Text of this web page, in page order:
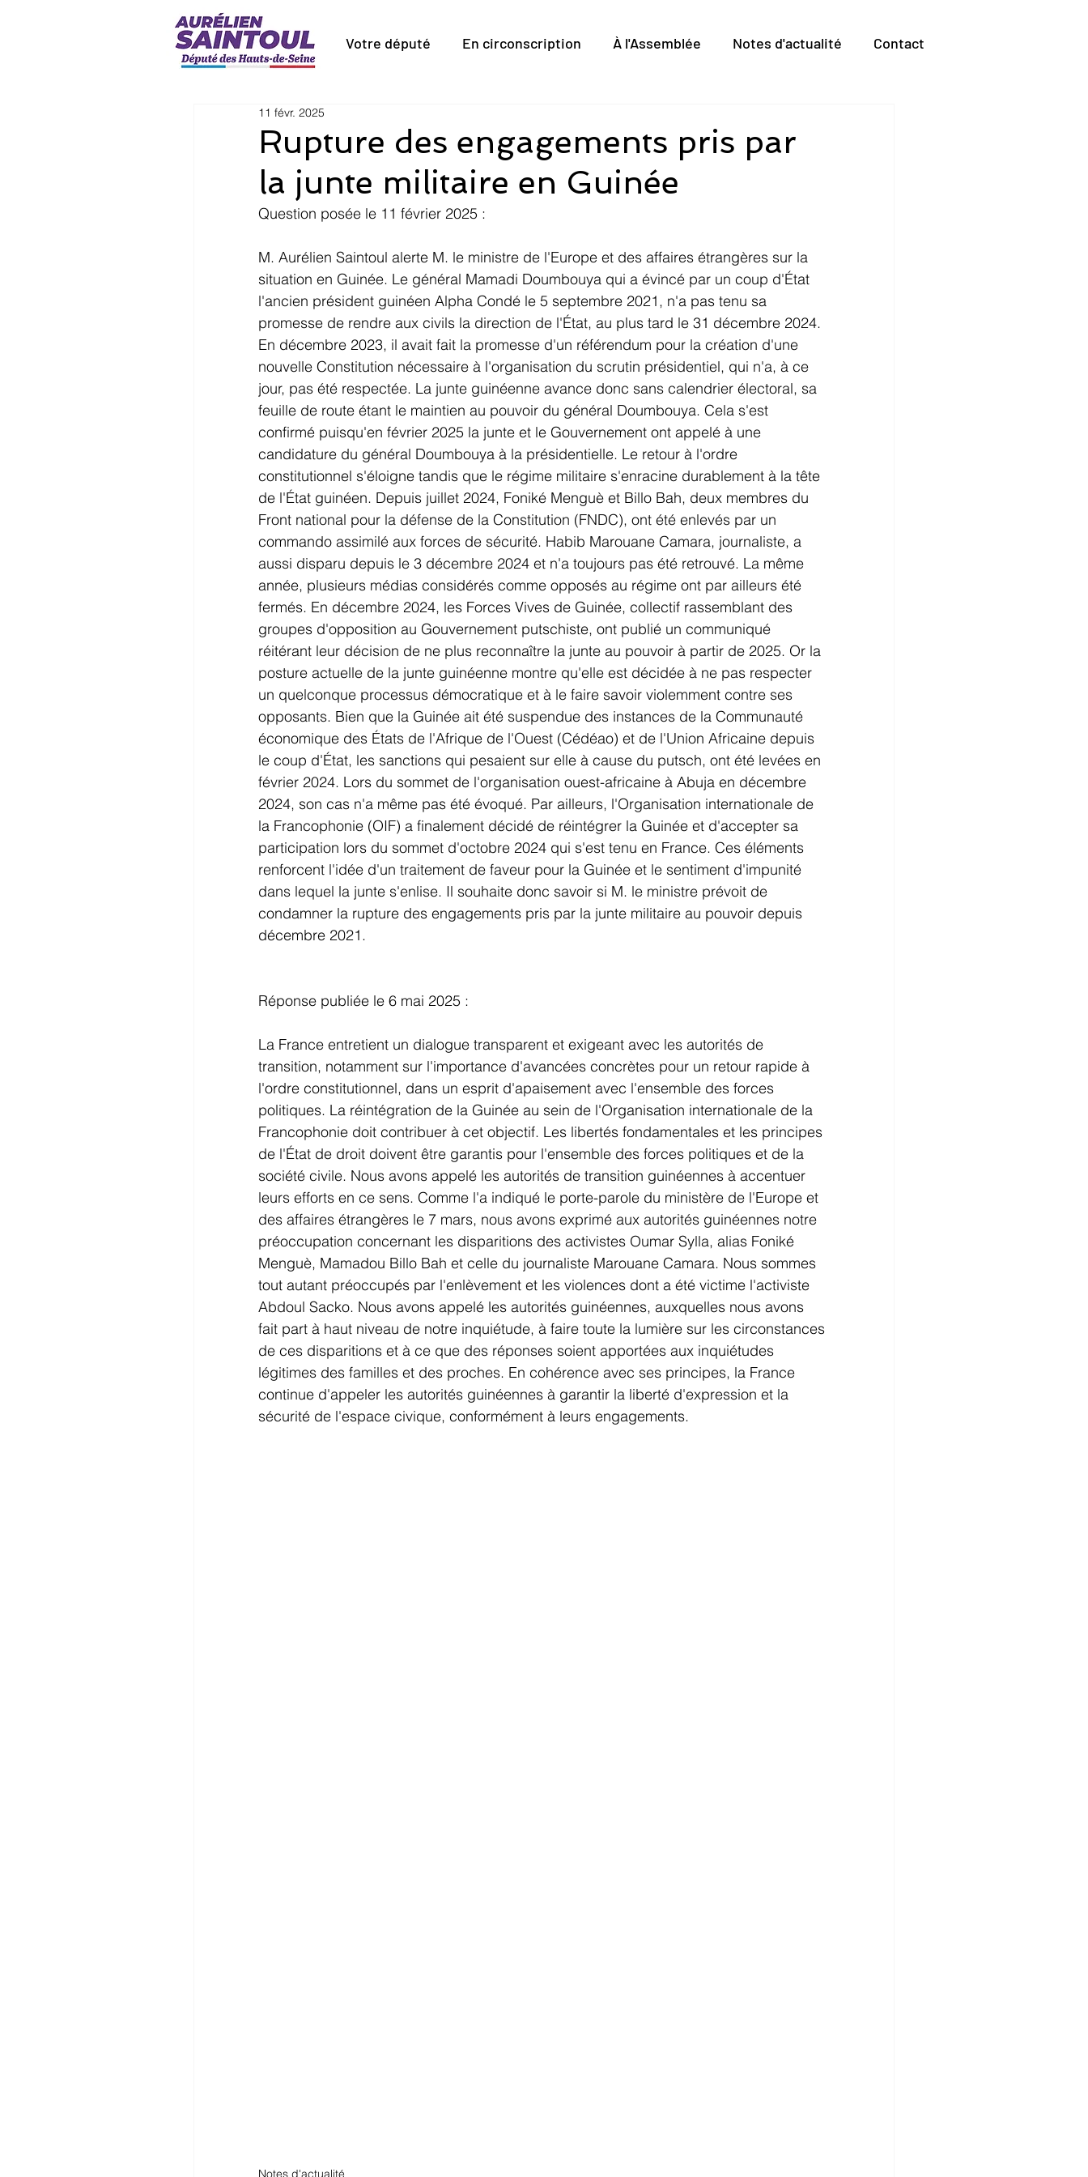
Votre député En circonscription À l'Assemblée Notes d'actualité Contact
Rupture des engagements pris par
la junte militaire en Guinée
11 févr. 2025
Question posée le 11 février 2025 :
M. Aurélien Saintoul alerte M. le ministre de l'Europe et des affaires étrangères sur la
situation en Guinée. Le général Mamadi Doumbouya qui a évincé par un coup d'État
l'ancien président guinéen Alpha Condé le 5 septembre 2021, n'a pas tenu sa
promesse de rendre aux civils la direction de l'État, au plus tard le 31 décembre 2024.
En décembre 2023, il avait fait la promesse d'un référendum pour la création d'une
nouvelle Constitution nécessaire à l'organisation du scrutin présidentiel, qui n'a, à ce
jour, pas été respectée. La junte guinéenne avance donc sans calendrier électoral, sa
feuille de route étant le maintien au pouvoir du général Doumbouya. Cela s'est
confirmé puisqu'en février 2025 la junte et le Gouvernement ont appelé à une
candidature du général Doumbouya à la présidentielle. Le retour à l'ordre
constitutionnel s'éloigne tandis que le régime militaire s'enracine durablement à la tête
de l'État guinéen. Depuis juillet 2024, Foniké Menguè et Billo Bah, deux membres du
Front national pour la défense de la Constitution (FNDC), ont été enlevés par un
commando assimilé aux forces de sécurité. Habib Marouane Camara, journaliste, a
aussi disparu depuis le 3 décembre 2024 et n'a toujours pas été retrouvé. La même
année, plusieurs médias considérés comme opposés au régime ont par ailleurs été
fermés. En décembre 2024, les Forces Vives de Guinée, collectif rassemblant des
groupes d'opposition au Gouvernement putschiste, ont publié un communiqué
réitérant leur décision de ne plus reconnaître la junte au pouvoir à partir de 2025. Or la
posture actuelle de la junte guinéenne montre qu'elle est décidée à ne pas respecter
un quelconque processus démocratique et à le faire savoir violemment contre ses
opposants. Bien que la Guinée ait été suspendue des instances de la Communauté
économique des États de l'Afrique de l'Ouest (Cédéao) et de l'Union Africaine depuis
le coup d'État, les sanctions qui pesaient sur elle à cause du putsch, ont été levées en
février 2024. Lors du sommet de l'organisation ouest-africaine à Abuja en décembre
2024, son cas n'a même pas été évoqué. Par ailleurs, l'Organisation internationale de
la Francophonie (OIF) a finalement décidé de réintégrer la Guinée et d'accepter sa
participation lors du sommet d'octobre 2024 qui s'est tenu en France. Ces éléments
renforcent l'idée d'un traitement de faveur pour la Guinée et le sentiment d'impunité
dans lequel la junte s'enlise. Il souhaite donc savoir si M. le ministre prévoit de
condamner la rupture des engagements pris par la junte militaire au pouvoir depuis
décembre 2021.
Réponse publiée le 6 mai 2025 :
La France entretient un dialogue transparent et exigeant avec les autorités de
transition, notamment sur l'importance d'avancées concrètes pour un retour rapide à
l'ordre constitutionnel, dans un esprit d'apaisement avec l'ensemble des forces
politiques. La réintégration de la Guinée au sein de l'Organisation internationale de la
Francophonie doit contribuer à cet objectif. Les libertés fondamentales et les principes
de l'État de droit doivent être garantis pour l'ensemble des forces politiques et de la
société civile. Nous avons appelé les autorités de transition guinéennes à accentuer
leurs efforts en ce sens. Comme l'a indiqué le porte-parole du ministère de l'Europe et
des affaires étrangères le 7 mars, nous avons exprimé aux autorités guinéennes notre
préoccupation concernant les disparitions des activistes Oumar Sylla, alias Foniké
Menguè, Mamadou Billo Bah et celle du journaliste Marouane Camara. Nous sommes
tout autant préoccupés par l'enlèvement et les violences dont a été victime l'activiste
Abdoul Sacko. Nous avons appelé les autorités guinéennes, auxquelles nous avons
fait part à haut niveau de notre inquiétude, à faire toute la lumière sur les circonstances
de ces disparitions et à ce que des réponses soient apportées aux inquiétudes
légitimes des familles et des proches. En cohérence avec ses principes, la France
continue d'appeler les autorités guinéennes à garantir la liberté d'expression et la
sécurité de l'espace civique, conformément à leurs engagements.
Notes d'actualité